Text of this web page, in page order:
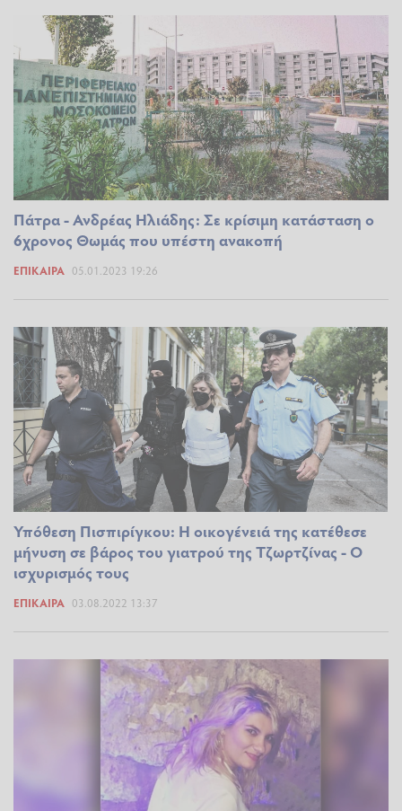
Πάτρα - Ανδρέας Ηλιάδης: Σε κρίσιμη κατάσταση ο
6χρονος Θωμάς που υπέστη ανακοπή
ΕΠΊΚΑΙΡΑ 05.01.2023 19:26
Υπόθεση Πισπιρίγκου: Η οικογένειά της κατέθεσε
μήνυση σε βάρος του γιατρού της Τζωρτζίνας - Ο
ισχυρισμός τους
ΕΠΊΚΑΙΡΑ 03.08.2022 13:37